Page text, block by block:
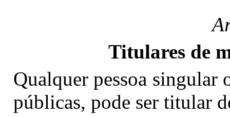
Titulares de
Qualquer pessoa
públicas, pode ser titular